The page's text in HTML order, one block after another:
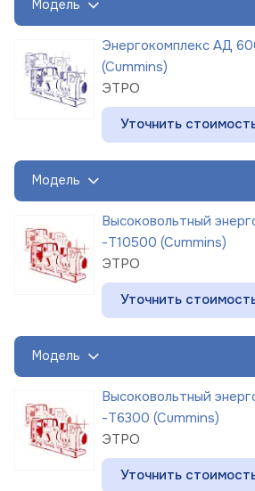
Модель
Энергокомплекс АД
(Cummins)
ЭТРО
Уточнить
Модель
Высоковольтный
-Т10500 (Cummins)
ЭТРО
Уточнить
Модель
Высоковольтный
-Т6300 (Cummins)
ЭТРО
Уточнить